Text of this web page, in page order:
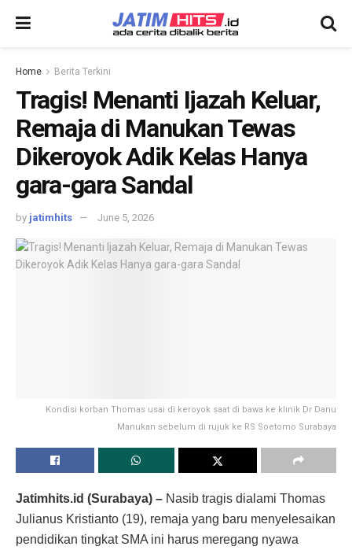
Home Berita Terkini
Tragis! Menanti Ijazah Keluar,
Remaja di Manukan Tewas
Dikeroyok Adik Kelas Hanya
gara-gara Sandal
by jatimhits June 5, 2026
Kondisi korban Thomas usai di keroyok saat di bawa ke klinik Dr Danu
Manukan sebelum di rujuk ke RS Soetomo Surabaya
Jatimhits.id (Surabaya) – Nasib tragis dialami Thomas
Julianus Kristianto (19), remaja yang baru menyelesaikan
pendidikan tingkat SMA ini harus meregang nyawa